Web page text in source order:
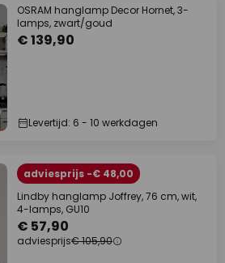
OSRAM hanglamp Decor Hornet, 3-
lamps, zwart/goud
€ 139,90
Levertijd: 6 - 10 werkdagen
adviesprijs -€ 48,00
Lindby hanglamp Joffrey, 76 cm, wit,
4-lamps, GU10
€ 57,90
adviesprijs€ 105,90